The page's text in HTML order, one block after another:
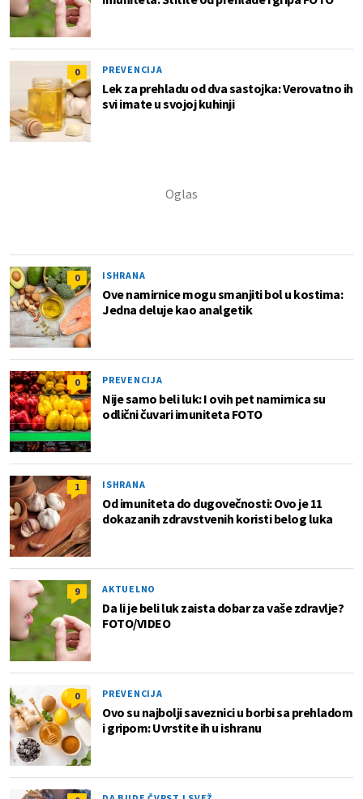
0 PREVENCIJA
Lek za prehladu od dva sastojka: Verovatno ih
svi imate u svojoj kuhinji
0 ISHRANA
Ove namirnice mogu smanjiti bol u kostima:
Jedna deluje kao analgetik
0 PREVENCIJA
Nije samo beli luk: I ovih pet namirnica su
odlični čuvari imuniteta FOTO
1 ISHRANA
Od imuniteta do dugovečnosti: Ovo je 11
dokazanih zdravstvenih koristi belog luka
9 AKTUELNO
Da li je beli luk zaista dobar za vaše zdravlje?
FOTO/VIDEO
0 PREVENCIJA
Ovo su najbolji saveznici u borbi sa prehladom
i gripom: Uvrstite ih u ishranu